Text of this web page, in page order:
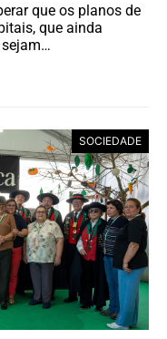
que os planos de
que ainda
SOCIEDADE